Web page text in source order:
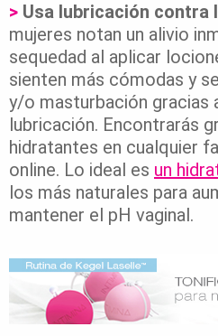
> Usa lubricación contra
mujeres notan un alivio
sequedad al aplicar
sienten más cómodas y
y/o masturbación gracias
lubricación. Encontrarás
hidratantes en cualquier
online. Lo ideal es un
los más naturales para
mantener el pH vaginal.